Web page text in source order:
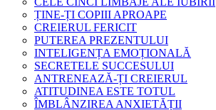
ȚINE-ȚI COPIII APROAPE
CREIERUL FERICIT
PUTEREA PREZENTULUI
INTELIGENȚA EMOȚIONALĂ
SECRETELE SUCCESULUI
ANTRENEAZĂ-ȚI CREIERUL
ATITUDINEA ESTE TOTUL
ÎMBLÂNZIREA ANXIETĂȚII